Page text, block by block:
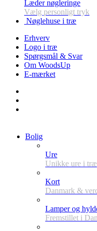
Læder nøgleringe
Vælg personligt tryk
Nøglehuse i træ
Erhverv
Logo i træ
Spørgsmål & Svar
Om WoodsUp
E-mærket
Bolig
Ure
Unikke ure i træ
Kort
Danmark &
Lamper og
Fremstillet i